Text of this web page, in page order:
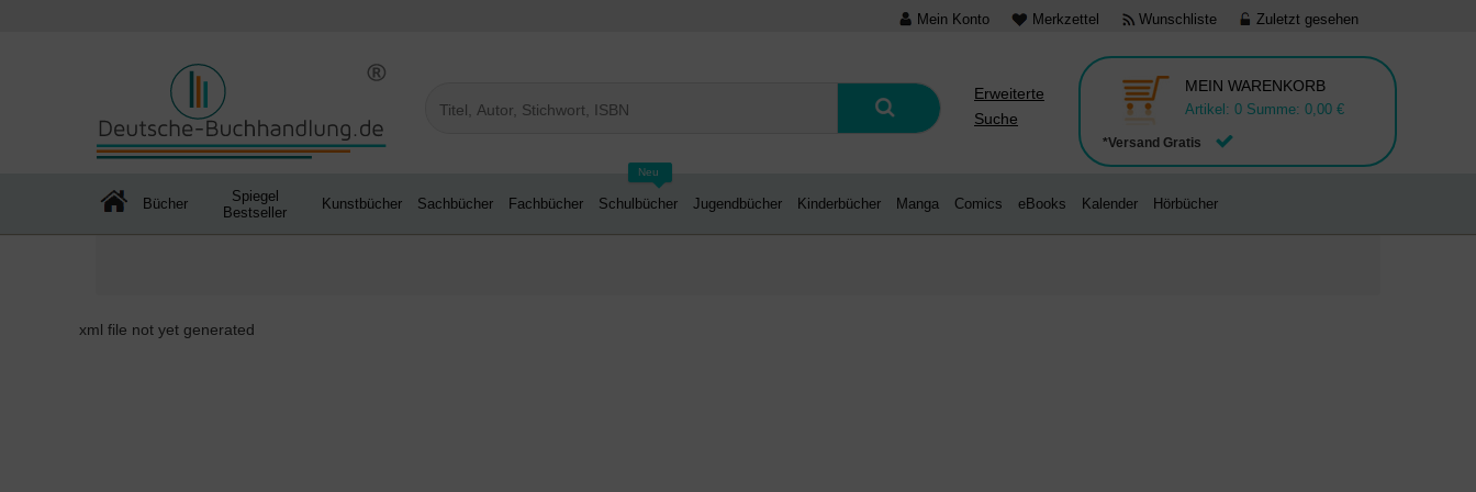
Mein Konto Merkzettel Wunschliste Zuletzt gesehen
Erweiterte
Suche
*Versand Gratis
MEIN WARENKORB
Artikel: 0 Summe: 0,00 €
Bücher
Spiegel
Bestseller
Kunstbücher Sachbücher Fachbücher
Neu
Schulbücher Jugendbücher Kinderbücher Manga Comics eBooks Kalender Hörbücher
xml file not yet generated